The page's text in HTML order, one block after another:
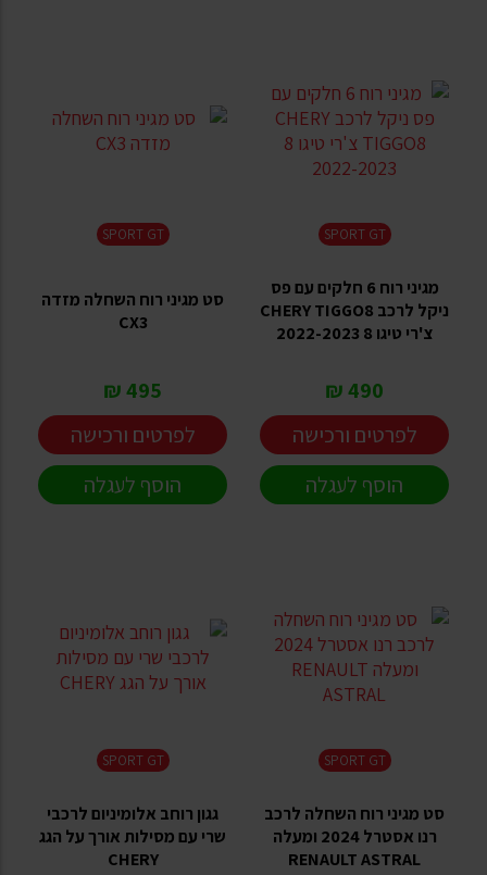
SPORT GT
מגיני רוח 6 חלקים עם פס
ניקל לרכב CHERY TIGGO8
צ'רי טיגו 8 2022-2023
490 ₪
לפרטים ורכישה
הוסף לעגלה
SPORT GT
סט מגיני רוח השחלה מזדה
CX3
495 ₪
לפרטים ורכישה
הוסף לעגלה
SPORT GT
סט מגיני רוח השחלה לרכב
רנו אסטרל 2024 ומעלה
RENAULT ASTRAL
SPORT GT
גגון רוחב אלומיניום לרכבי
שרי עם מסילות אורך על הגג
CHERY